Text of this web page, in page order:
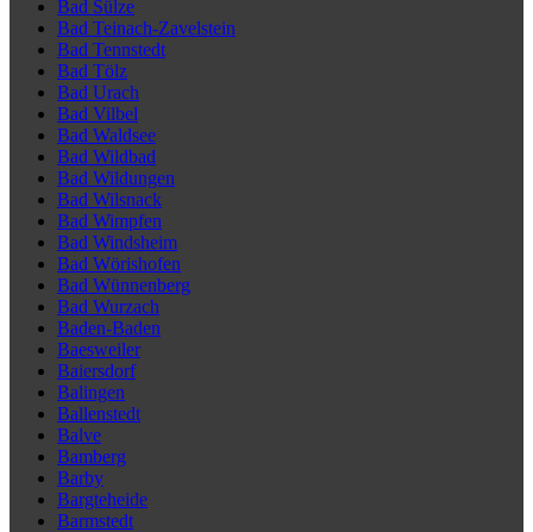
Bad Sülze
Bad Teinach-Zavelstein
Bad Tennstedt
Bad Tölz
Bad Urach
Bad Vilbel
Bad Waldsee
Bad Wildbad
Bad Wildungen
Bad Wilsnack
Bad Wimpfen
Bad Windsheim
Bad Wörishofen
Bad Wünnenberg
Bad Wurzach
Baden-Baden
Baesweiler
Baiersdorf
Balingen
Ballenstedt
Balve
Bamberg
Barby
Bargteheide
Barmstedt